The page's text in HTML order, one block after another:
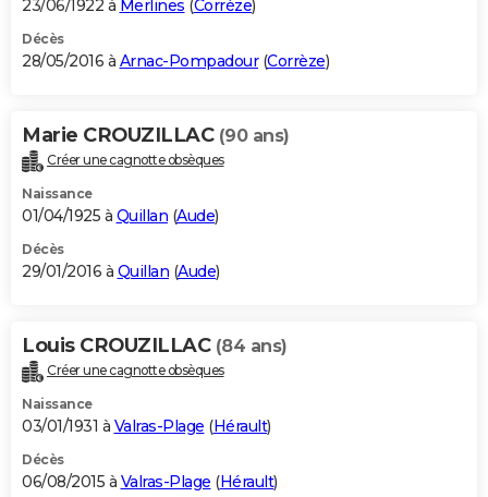
23/06/1922 à Merlines (Corrèze)
Décès
28/05/2016 à Arnac-Pompadour(Corrèze)
Marie CROUZILLAC (90 ans)
Créer une cagnotte obsèques
Naissance
01/04/1925 à Quillan (Aude)
Décès
29/01/2016 à Quillan (Aude)
Louis CROUZILLAC (84 ans)
Créer une cagnotte obsèques
Naissance
03/01/1931 à Valras-Plage (Hérault)
Décès
06/08/2015 à Valras-Plage (Hérault)